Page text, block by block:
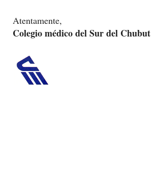
Atentamente,
Colegio médico del Sur del Chubut